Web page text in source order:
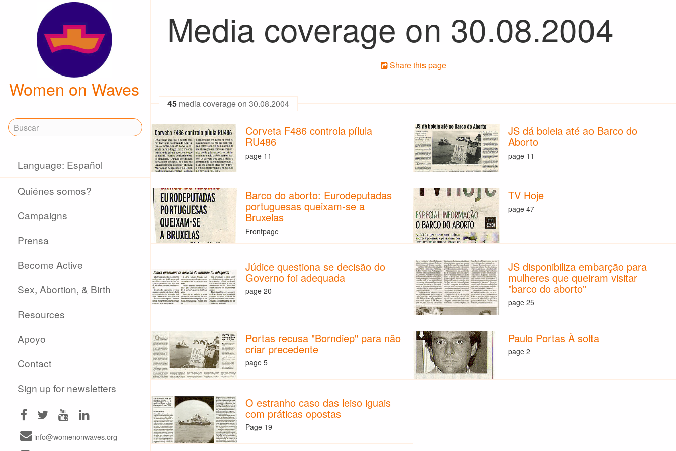
Women on Waves
Language: Español
Quiénes somos?
Campaigns
Prensa
Become Active
Sex, Abortion, & Birth
Resources
Apoyo
Contact
Sign up for newsletters
info@womenonwaves.org
Media coverage on 30.08.2004
Share this page
45 media coverage on 30.08.2004
Corveta F486 controla pílula
RU486
page 11
JS dá boleia até ao Barco do
Aborto
page 11
Barco do aborto: Eurodeputadas
portuguesas queixam-se a
Bruxelas
Frontpage
TV Hoje
page 47
Júdice questiona se decisão do
Governo foi adequada
page 20
JS disponibiliza embarção para
mulheres que queiram visitar
"barco do aborto"
page 25
Portas recusa "Borndiep" para não
criar precedente
page 5
Paulo Portas À solta
page 2
O estranho caso das leiso iguais
com práticas opostas
Page 19